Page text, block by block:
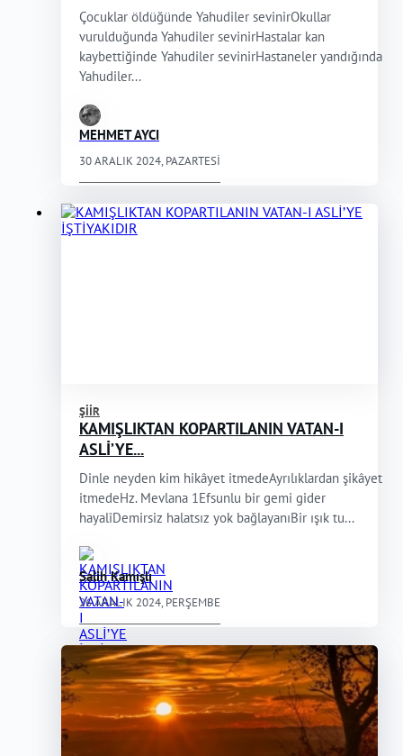
Çocuklar öldüğünde Yahudiler sevinirOkullar
vurulduğunda Yahudiler sevinirHastalar kan
kaybettiğinde Yahudiler sevinirHastaneler yandığında
Yahudiler...
MEHMET AYCI
30 ARALIK 2024, PAZARTESI
ŞIIR
KAMIŞLIKTAN KOPARTILANIN VATAN-I
ASLİ’YE...
Dinle neyden kim hikâyet itmedeAyrılıklardan şikâyet
itmedeHz. Mevlana 1Efsunlu bir gemi gider
hayalîDemirsiz halatsız yok bağlayanıBir ışık tu...
Salih Kamışlı
26 ARALIK 2024, PERŞEMBE